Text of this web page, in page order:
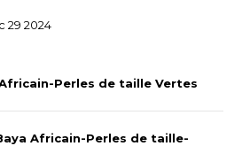
29 2024
Africain-Perles de taille-